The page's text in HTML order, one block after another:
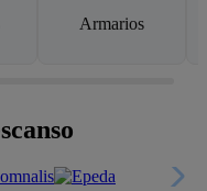
Armarios